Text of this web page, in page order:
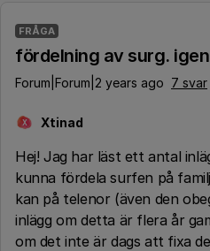
FRÅGA
fördelning av surg.
Forum|Forum|2 years ago 7 svar
X Xtinad
Hej! Jag har läst ett antal
kunna fördela surfen på
kan på telenor (även den
inlägg om detta är flera år
om det inte är dags att fixa